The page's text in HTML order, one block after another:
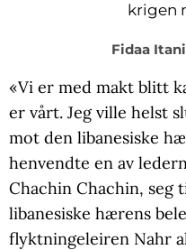
krigen
Fidaa Itani
«Vi er med makt blitt
er vårt. Jeg ville helst
mot den libanesiske
henvendte en av
Chachin Chachin, seg
libanesiske hærens
flyktningeleiren Nahr